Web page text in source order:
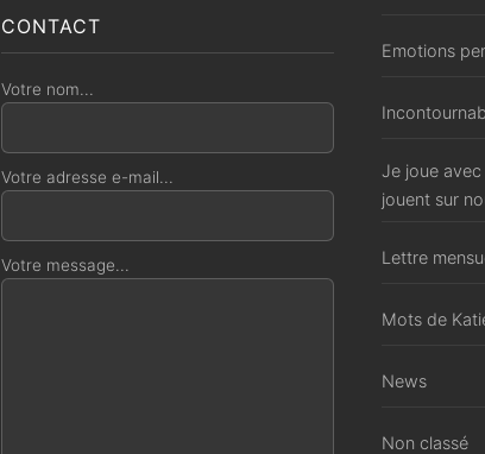
CONTACT
Votre nom...
Votre adresse e-mail...
Votre message...
Emotions
Je joue
jouent sur
Lettre
Mots de
News
Non classé